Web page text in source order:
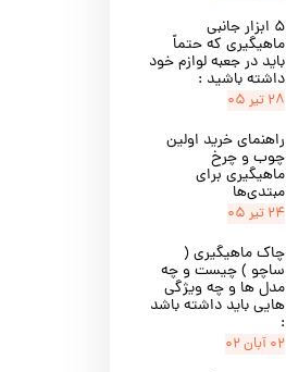
۵ ابزار جانبی
ماهیگیری که حتماً
باید در جعبه لوازم خود
داشته باشید :
۲۸ تیر ۰۵
راهنمای خرید اولین
چوب و چرخ
ماهیگیری برای
مبتدی‌ها
۲۴ تیر ۰۵
چاک ماهیگیری (
ساچو ) چیست و چه
مدل ها و چه ویژگی
هایی باید داشته باشد
:
۰۲ آبان ۰۲